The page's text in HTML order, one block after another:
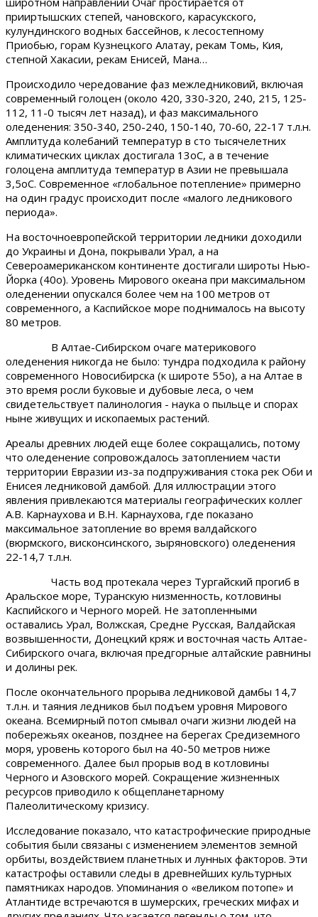
прииртышских степей, чановского, карасукского,
кулундинского водных бассейнов, к лесостепному
Приобью, горам Кузнецкого Алатау, рекам Томь, Кия,
степной Хакасии, рекам Енисей, Мана…
Происходило чередование фаз межледниковий, включая
современный голоцен (около 420, 330-320, 240, 215, 125-
112, 11-0 тысяч лет назад), и фаз максимального
оледенения: 350-340, 250-240, 150-140, 70-60, 22-17 т.л.н.
Амплитуда колебаний температур в сто тысячелетних
климатических циклах достигала 13оС, а в течение
голоцена амплитуда температур в Азии не превышала
3,5оС. Современное «глобальное потепление» примерно
на один градус происходит после «малого ледникового
периода».
На восточноевропейской территории ледники доходили
до Украины и Дона, покрывали Урал, а на
Североамериканском континенте достигали широты Нью-
Йорка (40о). Уровень Мирового океана при максимальном
оледенении опускался более чем на 100 метров от
современного, а Каспийское море поднималось на высоту
80 метров.
В Алтае-Сибирском очаге материкового
оледенения никогда не было: тундра подходила к району
современного Новосибирска (к широте 55о), а на Алтае в
это время росли буковые и дубовые леса, о чем
свидетельствует палинология - наука о пыльце и спорах
ныне живущих и ископаемых растений.
Ареалы древних людей еще более сокращались, потому
что оледенение сопровождалось затоплением части
территории Евразии из-за подпруживания стока рек Оби и
Енисея ледниковой дамбой. Для иллюстрации этого
явления привлекаются материалы географических коллег
А.В. Карнаухова и В.Н. Карнаухова, где показано
максимальное затопление во время валдайского
(вюрмского, висконсинского, зыряновского) оледенения
22-14,7 т.л.н.
Часть вод протекала через Тургайский прогиб в
Аральское море, Туранскую низменность, котловины
Каспийского и Черного морей. Не затопленными
оставались Урал, Волжская, Средне Русская, Валдайская
возвышенности, Донецкий кряж и восточная часть Алтае-
Сибирского очага, включая предгорные алтайские равнины
и долины рек.
После окончательного прорыва ледниковой дамбы 14,7
т.л.н. и таяния ледников был подъем уровня Мирового
океана. Всемирный потоп смывал очаги жизни людей на
побережьях океанов, позднее на берегах Средиземного
моря, уровень которого был на 40-50 метров ниже
современного. Далее был прорыв вод в котловины
Черного и Азовского морей. Сокращение жизненных
ресурсов приводило к общепланетарному
Палеолитическому кризису.
Исследование показало, что катастрофические природные
события были связаны с изменением элементов земной
орбиты, воздействием планетных и лунных факторов. Эти
катастрофы оставили следы в древнейших культурных
памятниках народов. Упоминания о «великом потопе» и
Атлантиде встречаются в шумерских, греческих мифах и